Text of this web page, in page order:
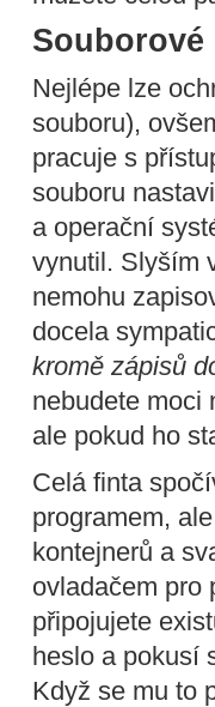
Nejlépe lze
souboru),
pracuje s
souboru
a operační
vynutil. Slyším
nemohu
docela
kromě zápisů
nebudete moci
ale pokud ho
Celá finta
programem,
kontejnerů a
ovladačem pro
připojujete
heslo a pokusí
Když se mu to